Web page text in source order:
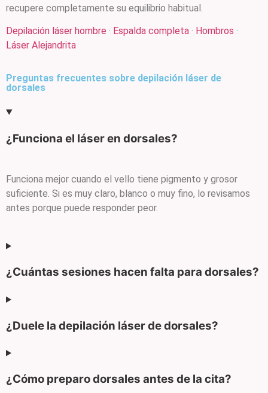
recupere completamente su equilibrio habitual.
Depilación láser hombre · Espalda completa · Hombros ·
Láser Alejandrita
Preguntas frecuentes sobre depilación láser de
dorsales
¿Funciona el láser en dorsales?
Funciona mejor cuando el vello tiene pigmento y grosor
suficiente. Si es muy claro, blanco o muy fino, lo revisamos
antes porque puede responder peor.
¿Cuántas sesiones hacen falta para dorsales?
¿Duele la depilación láser de dorsales?
¿Cómo preparo dorsales antes de la cita?